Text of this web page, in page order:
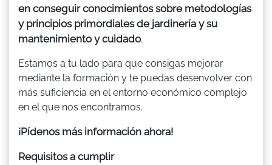
en conseguir conocimientos sobre metodologías
y principios primordiales de jardinería y su
mantenimiento y cuidado.
Estamos a tu lado para que consigas mejorar
mediante la formación y te puedas desenvolver con
más suficiencia en el entorno económico complejo
en el que nos encontramos.
¡Pídenos más información ahora!
Requisitos a cumplir